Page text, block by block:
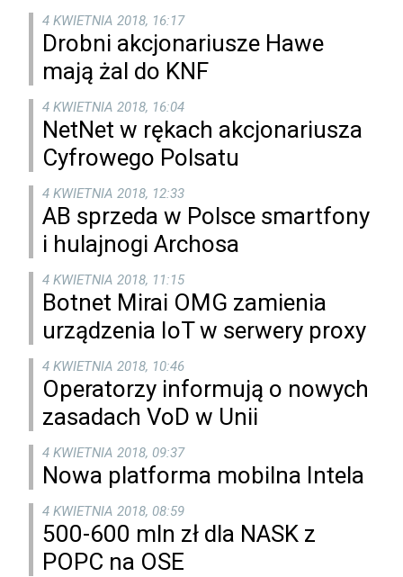
4 KWIETNIA 2018, 16:17
Drobni akcjonariusze Hawe
mają żal do KNF
4 KWIETNIA 2018, 16:04
NetNet w rękach akcjonariusza
Cyfrowego Polsatu
4 KWIETNIA 2018, 12:33
AB sprzeda w Polsce smartfony
i hulajnogi Archosa
4 KWIETNIA 2018, 11:15
Botnet Mirai OMG zamienia
urządzenia IoT w serwery proxy
4 KWIETNIA 2018, 10:46
Operatorzy informują o nowych
zasadach VoD w Unii
4 KWIETNIA 2018, 09:37
Nowa platforma mobilna Intela
4 KWIETNIA 2018, 08:59
500-600 mln zł dla NASK z
POPC na OSE